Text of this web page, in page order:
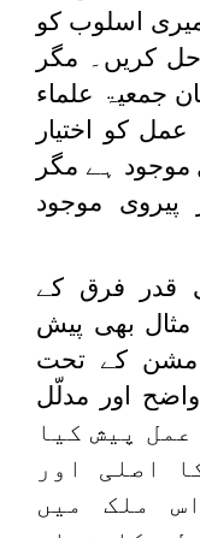
اسلوب کو
حل کریں۔ مگر
جمعیۃ علماء
کو اختیار
موجود ہے مگر
پیروی موجود
فرق کے
بھی پیش
مشن کے تحت
اور مدلّل
لائحہ عمل پیش کیا
اصلی اور
ملک میں